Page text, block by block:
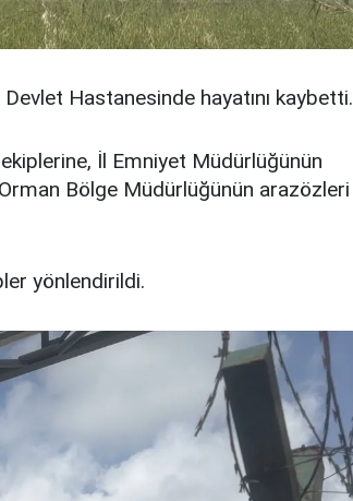
Devlet Hastanesinde hayatını kaybetti.
İl Emniyet Müdürlüğünün
Bölge Müdürlüğünün arazözleri
yönlendirildi.